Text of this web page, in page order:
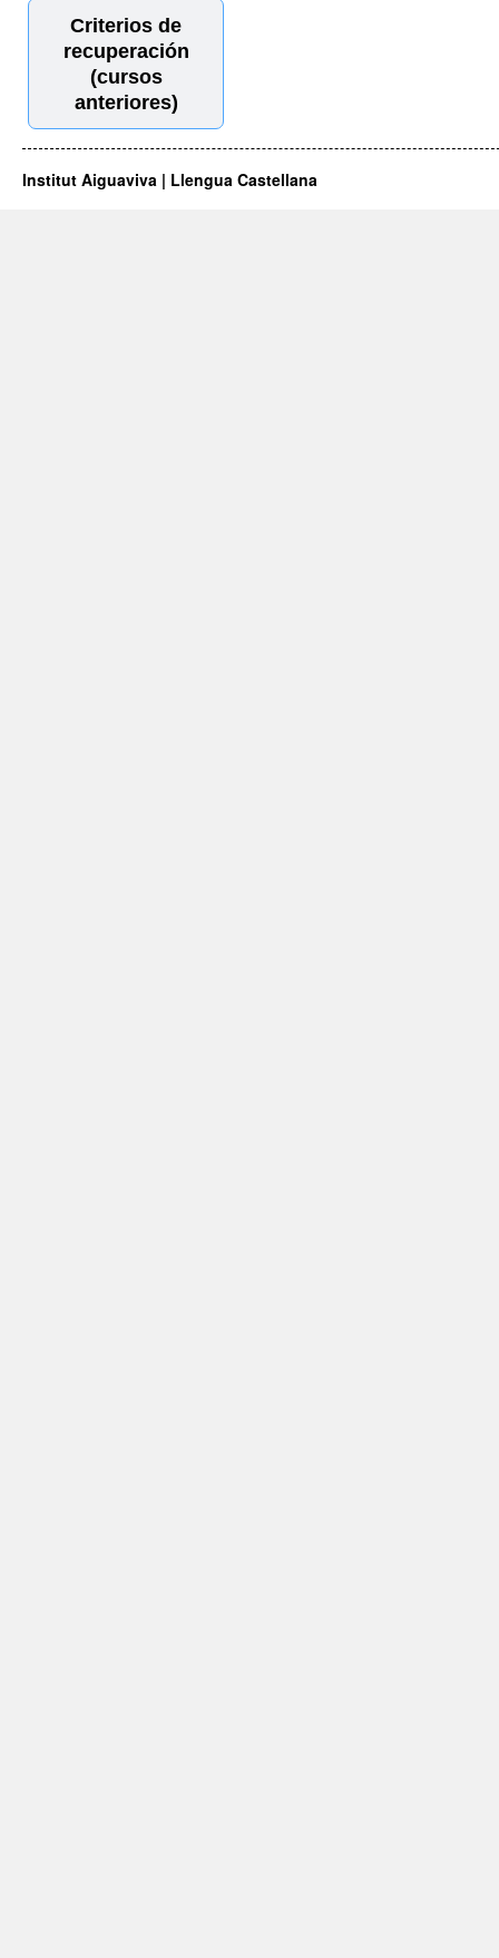
Criterios de
recuperación
(cursos
anteriores)
Institut Aiguaviva | Llengua Castellana